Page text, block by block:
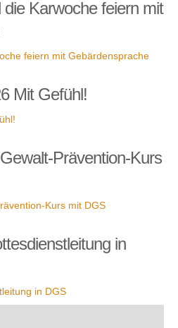
Karwoche feiern mit
feiern mit Gebärdensprache
Mit Gefühl!
Prävention-Kurs
Kurs mit DGS
in
in DGS